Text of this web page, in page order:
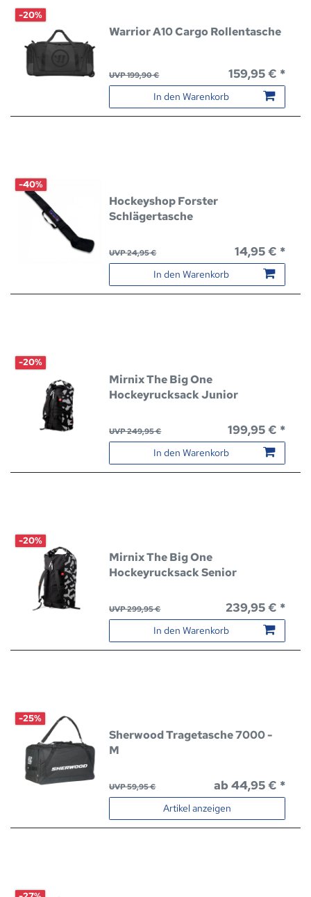
-20%
Warrior A10 Cargo Rollentasche
UVP 199,90 € 159,95 € *
In den Warenkorb
-40%
Hockeyshop Forster
Schlägertasche
UVP 24,95 € 14,95 € *
In den Warenkorb
-20%
Mirnix The Big One
Hockeyrucksack Junior
UVP 249,95 € 199,95 € *
In den Warenkorb
-20%
Mirnix The Big One
Hockeyrucksack Senior
UVP 299,95 € 239,95 € *
In den Warenkorb
-25%
Sherwood Tragetasche 7000 -
M
UVP 59,95 € ab 44,95 € *
Artikel anzeigen